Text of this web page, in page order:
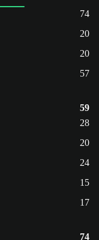
74
20
20
57
59
28
20
24
15
17
74